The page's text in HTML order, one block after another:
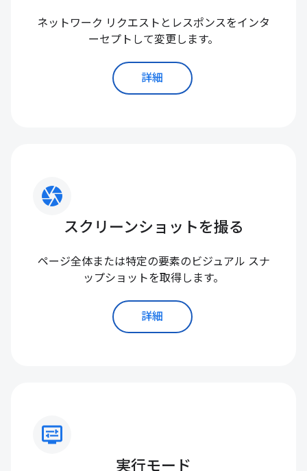
ネットワーク リクエストとレスポンスをインタ
ーセプトして変更します。
詳細
camera
スクリーンショットを撮る
ページ全体または特定の要素のビジュアル スナ
ップショットを取得します。
詳細
display_settings
実行モード